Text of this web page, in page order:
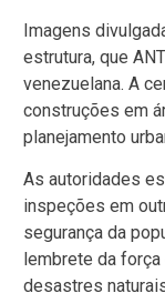
Imagens
estrutura, que
venezuelana. A
construções em
planejamento
As autoridades
inspeções em
segurança da
lembrete da
desastres